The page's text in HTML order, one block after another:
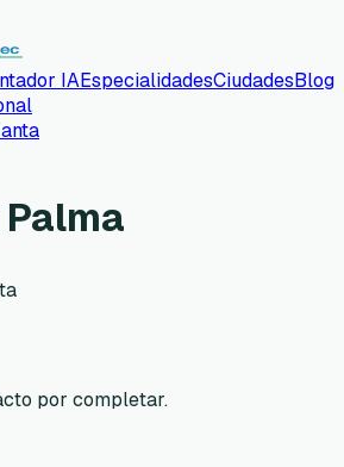
IAEspecialidadesCiudadesBlog
por completar.